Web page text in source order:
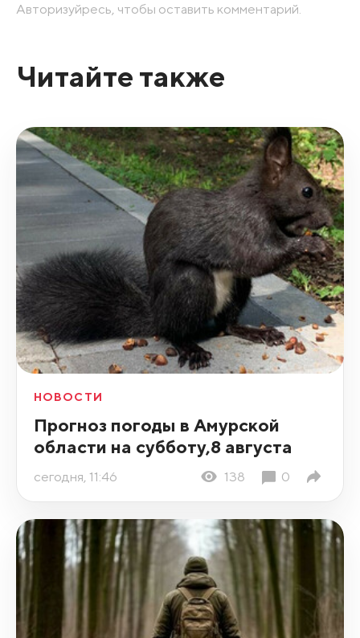
Авторизуйресь, чтобы оставить комментарий.
Читайте также
НОВОСТИ
Прогноз погоды в Амурской
области на субботу,8 августа
сегодня, 11:46 138 0